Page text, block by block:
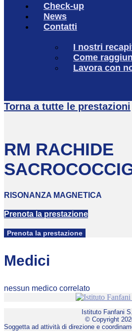
Check-up
News
Contatti
I nostri
Come
Lavora con
Torna a tutte le prestazioni
RM RACHIDE
RISONANZA MAGNETICA
Prenota la prestazione
Prenota la prestazione
Medici
nessun medico correlato
Istituto Fanfani
© Copyright
Soggetta ad attività di direzione e